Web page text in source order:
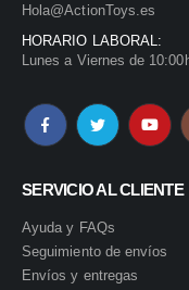
Hola@ActionToys.es
HORARIO LABORAL:
Lunes a Viernes de
SERVICIO AL CLIENTE
Ayuda y FAQs
Seguimiento de envíos
Envíos y entregas